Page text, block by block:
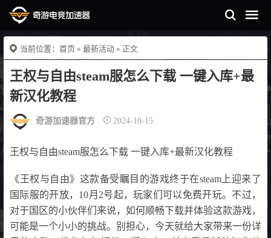
当前位置： 首页 » 最新活动 » 正文
王权与自由steam服怎么下载 一键入库+最
新汉化教程
奇游加速器官方 2024-10-15
王权与自由steam服怎么下载 一键入库+最新汉化教程
《王权与自由》这款备受瞩目的游戏终于在steam上迎来了
国际服的开放，10月2号起，玩家们可以免费开玩。不过，
对于国区的小伙伴们来说，如何顺畅下载并体验这款游戏，
可能是一个小小的挑战。别担心，今天就给大家带来一份详